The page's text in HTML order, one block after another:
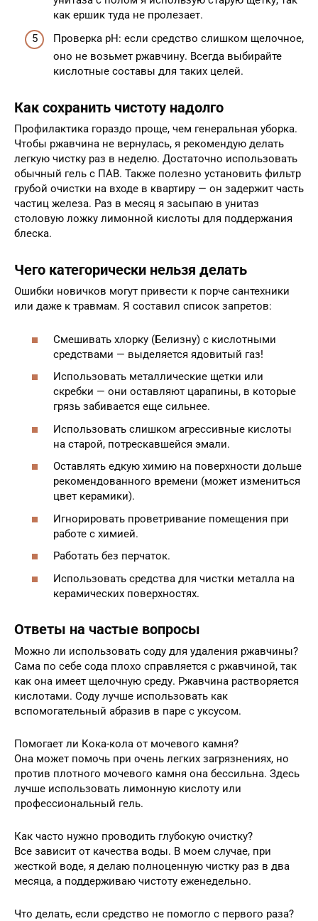
как ершик туда не пролезает.
Проверка pH: если средство слишком щелочное,
оно не возьмет ржавчину. Всегда выбирайте
кислотные составы для таких целей.
Как сохранить чистоту надолго
Профилактика гораздо проще, чем генеральная уборка.
Чтобы ржавчина не вернулась, я рекомендую делать
легкую чистку раз в неделю. Достаточно использовать
обычный гель с ПАВ. Также полезно установить фильтр
грубой очистки на входе в квартиру — он задержит часть
частиц железа. Раз в месяц я засыпаю в унитаз
столовую ложку лимонной кислоты для поддержания
блеска.
Чего категорически нельзя делать
Ошибки новичков могут привести к порче сантехники
или даже к травмам. Я составил список запретов:
Смешивать хлорку (Белизну) с кислотными
средствами — выделяется ядовитый газ!
Использовать металлические щетки или
скребки — они оставляют царапины, в которые
грязь забивается еще сильнее.
Использовать слишком агрессивные кислоты
на старой, потрескавшейся эмали.
Оставлять едкую химию на поверхности дольше
рекомендованного времени (может измениться
цвет керамики).
Игнорировать проветривание помещения при
работе с химией.
Работать без перчаток.
Использовать средства для чистки металла на
керамических поверхностях.
Ответы на частые вопросы
Можно ли использовать соду для удаления ржавчины?
Сама по себе сода плохо справляется с ржавчиной, так
как она имеет щелочную среду. Ржавчина растворяется
кислотами. Соду лучше использовать как
вспомогательный абразив в паре с уксусом.
Помогает ли Кока-кола от мочевого камня?
Она может помочь при очень легких загрязнениях, но
против плотного мочевого камня она бессильна. Здесь
лучше использовать лимонную кислоту или
профессиональный гель.
Как часто нужно проводить глубокую очистку?
Все зависит от качества воды. В моем случае, при
жесткой воде, я делаю полноценную чистку раз в два
месяца, а поддерживаю чистоту еженедельно.
Что делать, если средство не помогло с первого раза?